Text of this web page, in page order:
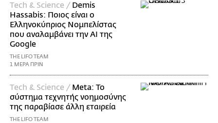
Τech & Science / Demis
Hassabis: Ποιος είναι ο
Ελληνοκύπριος Νομπελίστας
που αναλαμβάνει την AI της
Google
THE LIFO TEAM
1 ΜΕΡΑ ΠΡΙΝ
Τech & Science / Meta: Το
σύστημα τεχνητής νοημοσύνης
της παραβίασε άλλη εταιρεία
THE LIFO TEAM